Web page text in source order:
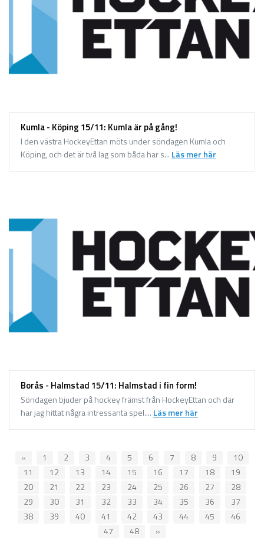
Kumla - Köping 15/11: Kumla är på gång!
I den västra HockeyEttan möts under söndagen Kumla och
Köping, och det är två lag som båda har s... Läs mer här
Borås - Halmstad 15/11: Halmstad i fin form!
Söndagen bjuder på hockey främst från HockeyEttan och där
har jag hittat några intressanta spel.... Läs mer här
« 1 2 3 4 5 6 7 8 9
10
11
12 13 14 15 16 17 18
19
20
21 22 23 24 25 26 27
28
29
30 31 32 33 34 35 36
37
38
39 40 41 42 43 44 45
46
47
48 »